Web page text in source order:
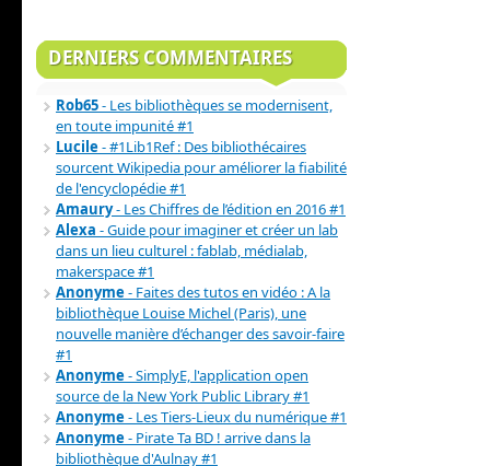
DERNIERS COMMENTAIRES
Rob65- Les bibliothèques se modernisent,
en toute impunité #1
Lucile- #1Lib1Ref : Des bibliothécaires
sourcent Wikipedia pour améliorer la fiabilité
de l'encyclopédie #1
Amaury- Les Chiffres de l’édition en 2016 #1
Alexa - Guide pour imaginer et créer un lab
dans un lieu culturel : fablab, médialab,
makerspace #1
Anonyme- Faites des tutos en vidéo : A la
bibliothèque Louise Michel (Paris), une
nouvelle manière d’échanger des savoir-faire
#1
Anonyme- SimplyE, l'application open
source de la New York Public Library #1
Anonyme- Les Tiers-Lieux du numérique #1
Anonyme- Pirate Ta BD ! arrive dans la
bibliothèque d'Aulnay #1